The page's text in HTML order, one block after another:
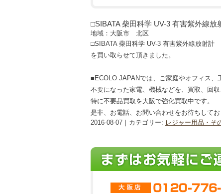
□SIBATA 柴田科学 UV-3 有害紫外線放
地域：大阪市 北区
□SIBATA 柴田科学 UV-3 有害紫外線放射計
を買い取らせて頂きました。
■ECOLO JAPANでは、ご家庭やオフィス、
不要になった家電、機械などを、買取、回収
特に不要品買取を大阪で強化買取中です。
是非、お電話、お問い合わせをお待ちしてお
2016-08-07｜カテゴリー: レジャー用品・そ